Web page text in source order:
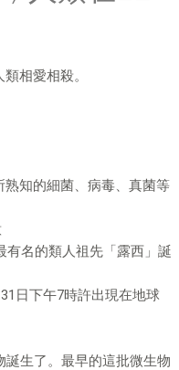
相愛相殺。
知的細菌、病毒、真菌等
有名的類人祖先「露西」誕
日下午7時許出現在地球
生了。最早的這批微生物